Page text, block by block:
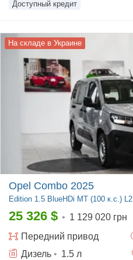
Доступный кредит
На складе в Украине
Opel Combo 2025
Edition 1.5 BlueHDi MT (100 к.с.) L2
25 326 $ • 1 129 020 грн
Передний привод
Дизель • 1.5 л